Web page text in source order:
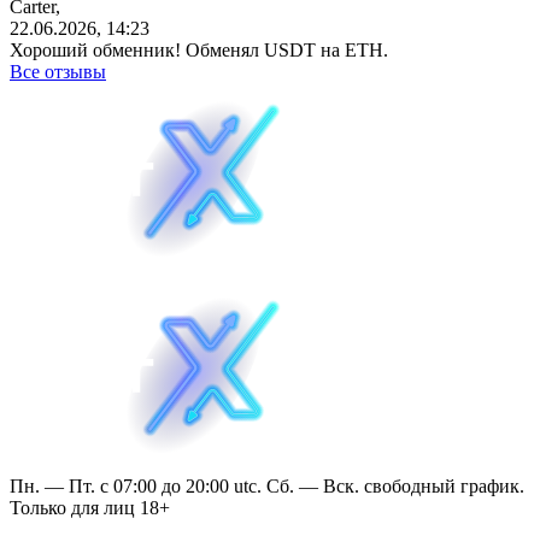
Carter,
22.06.2026, 14:23
Хороший обменник! Обменял USDT на ETH.
Все отзывы
Пн. — Пт. с 07:00 до 20:00 utc. Сб. — Вск. свободный график.
Только для лиц 18+